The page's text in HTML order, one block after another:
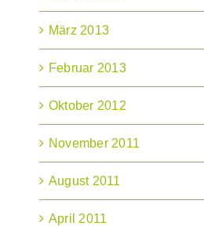
März 2013
Februar 2013
Oktober 2012
November 2011
August 2011
April 2011